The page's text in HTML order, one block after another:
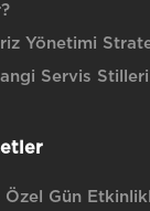
Yönetimi
Servis Stilleri
Özel Gün